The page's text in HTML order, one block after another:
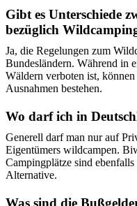
Gibt es Unterschiede
bezüglich
Ja, die Regelungen zum
Bundesländern. Während in
Wäldern verboten ist,
Ausnahmen bestehen.
Wo darf ich in
Generell darf man nur auf
Eigentümers wildcampen.
Campingplätze sind
Alternative.